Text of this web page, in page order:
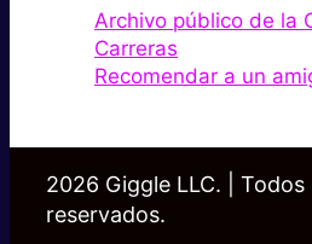
Archivo público de la
Carreras
Recomendar a un
2026 Giggle LLC. |
reservados.